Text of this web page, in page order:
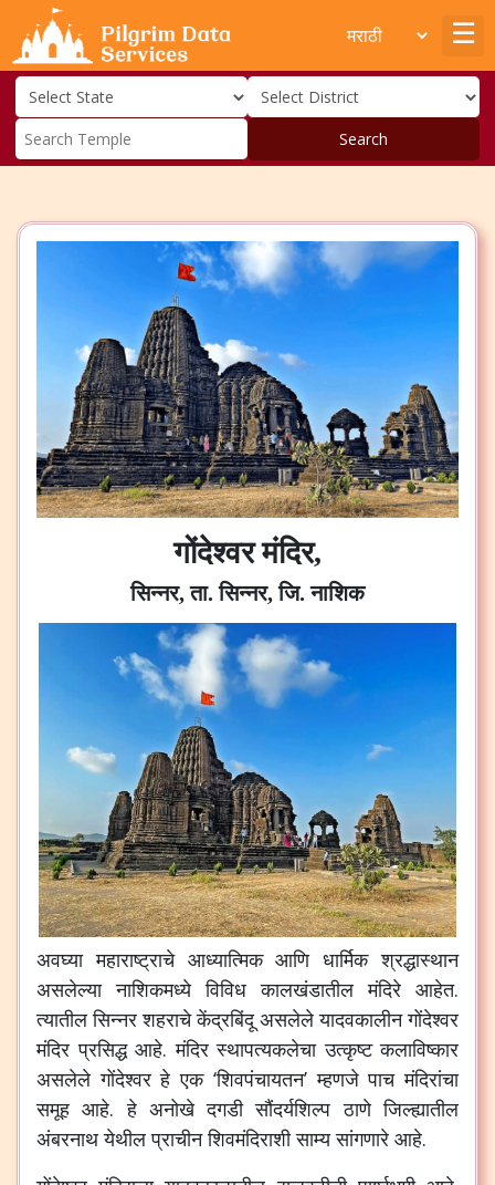
Search
गोंदेश्वर मंदिर,
सिन्नर, ता. सिन्नर, जि. नाशिक
अवघ्या महाराष्ट्राचे आध्यात्मिक आणि धार्मिक श्रद्धास्थान
असलेल्या नाशिकमध्ये विविध कालखंडातील मंदिरे आहेत.
त्यातील सिन्नर शहराचे केंद्रबिंदू असलेले यादवकालीन गोंदेश्वर
मंदिर प्रसिद्ध आहे. मंदिर स्थापत्यकलेचा उत्कृष्ट कलाविष्कार
असलेले गोंदेश्वर हे एक ‘शिवपंचायतन’ म्हणजे पाच मंदिरांचा
समूह आहे. हे अनोखे दगडी सौंदर्यशिल्प ठाणे जिल्ह्यातील
अंबरनाथ येथील प्राचीन शिवमंदिराशी साम्य सांगणारे आहे.